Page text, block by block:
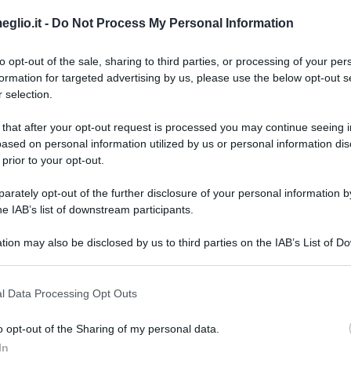
- Do Not Process My Personal Information
opt-out of the sale, sharing to third parties, or processing of your
for targeted advertising by us, please use the below opt-out
selection.
after your opt-out request is processed you may continue seeing
on personal information utilized by us or personal information
to your opt-out.
opt-out of the further disclosure of your personal information
IAB’s list of downstream participants.
may also be disclosed by us to third parties on the IAB’s List of
but not limited to your visit or usage behaviour. You may
consent section.
Data Processing Opt Outs
opt-out of the Sharing of my personal data.
aSuor Helen Prejean(ruolo
scopri di più sul film:
sul film
Locandina e poster